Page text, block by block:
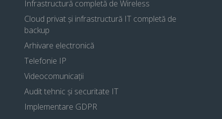
Infrastructură completă de Wireless
Cloud privat și infrastructură IT completă de
backup
Arhivare electronică
Telefonie IP
Videocomunicații
Audit tehnic și securitate IT
Implementare GDPR